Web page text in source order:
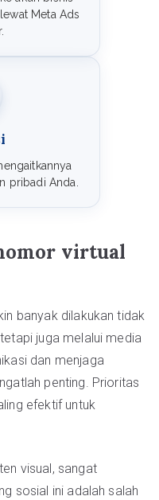
Meta Ads
pribadi Anda.
virtual
banyak dilakukan tidak
juga melalui media
dan menjaga
penting. Prioritas
efektif untuk
visual, sangat
sosial ini adalah salah